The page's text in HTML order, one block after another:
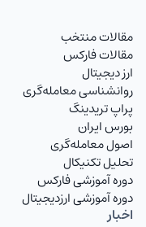
مقالات منتخب
مقالات فارکس
ارز دیجیتال
روانشناسی معامله‌گری
پراپ تریدینگ
بورس ایران
اصول معامله‌گری
تحلیل تکنیکال
دوره آموزشی فارکس
دوره آموزشی ارزدیجیتال
اخبار